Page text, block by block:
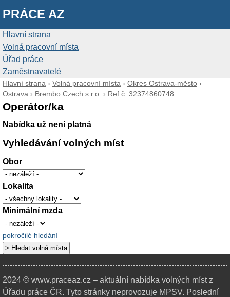
PRÁCE AZ
Hlavní strana
Volná pracovní místa
Úřad práce
Zaměstnavatelé
Hlavní strana › Volná pracovní místa › Okres Ostrava-město ›
Ostrava › Brembo Czech s.r.o. › Ref.č. 32374860748
Operátor/ka
Nabídka už není platná
Vyhledávání volných míst
Obor
Lokalita
Minimální mzda
pokročilé hledání
2024 © www.praceaz.cz – aktuální nabídka volných míst z
Úřadu práce ČR. Tyto stránky neprovozuje MPSV. Poslední